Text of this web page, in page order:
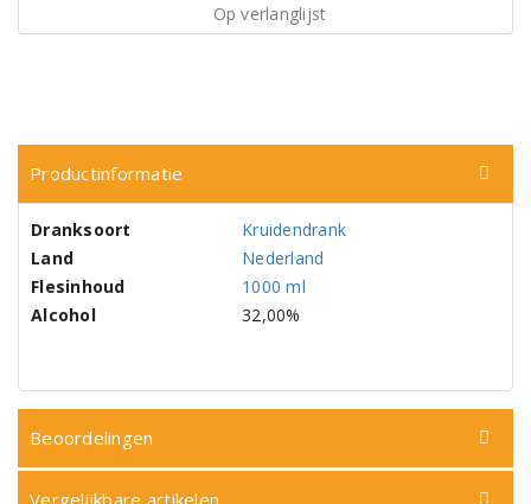
Op verlanglijst
Productinformatie
Dranksoort
Kruidendrank
Land
Nederland
Flesinhoud
1000 ml
Alcohol
32,00%
Beoordelingen
Vergelijkbare artikelen